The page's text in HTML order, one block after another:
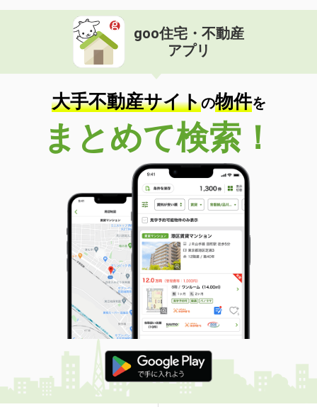
山口県防府市大字植松
価 格
住 所
山口県防府市大字植松
専有面積 28.02m²
間取り
1K
山口県宇部市中村２丁目
価 格
3.80万円
山口県宇部市中村２丁目
23.61m²
間取り
1K
山口県宇部市中村２丁目
価 格
4万円
住 所
山口県宇部市中村２丁目
専有面積 28.02m²
間取り
1K
山口県山口市大内矢田南６丁目
価 格
4.20万円
住 所
山口県山口市大内矢田南６丁目
専有面積
goo住宅・不動産
アプリ
大手不動産サイトの物件を
まとめて検索！